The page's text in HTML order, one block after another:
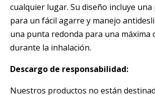
cualquier lugar. Su diseño incluye
para un fácil agarre y manejo
una punta redonda para una máxima
durante la inhalación.
Descargo de responsabilidad:
Nuestros productos no están